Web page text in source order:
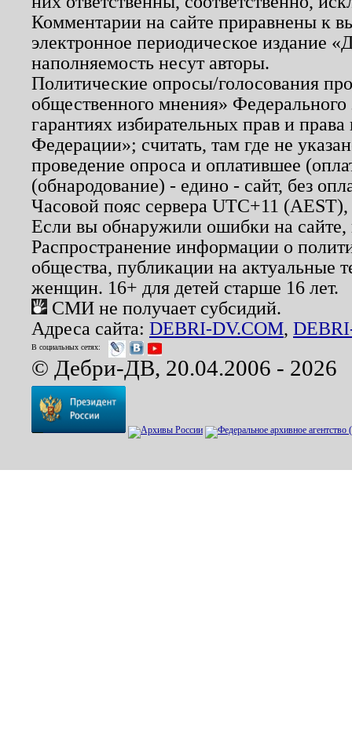
Комментарии на сайте приравнены к
электронное периодическое издание
наполняемость несут авторы.
Политические опросы/голосования
общественного мнения»
гарантиях избирательных прав и
Федерации»; считать, там где не
проведение опроса и оплатившее
(обнародование) - едино - сайт, без
Часовой пояс сервера UTC+11
Если вы обнаружили ошибки на
Распространение информации о
общества, публикации на актуальные
женщин. 16+ для детей старше 16 лет.
СМИ не получает субсидий.
Адреса сайта: DEBRI-DV.COM,
В социальных сетях:
© Дебри-ДВ, 20.04.2006 - 2026